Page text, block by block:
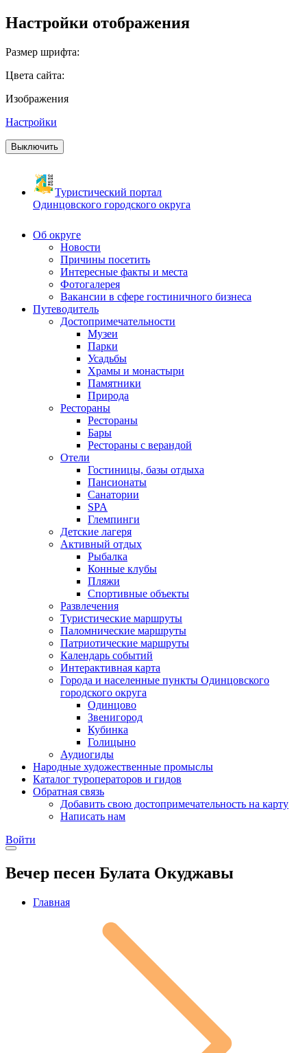
Настройки отображения
Размер шрифта:
Цвета сайта:
Изображения
Настройки
Выключить
Туристический портал
Одинцовского городского округа
Об округе
Новости
Причины посетить
Интересные факты и места
Фотогалерея
Вакансии в сфере гостиничного бизнеса
Путеводитель
Достопримечательности
Музеи
Парки
Усадьбы
Храмы и монастыри
Памятники
Природа
Рестораны
Рестораны
Бары
Рестораны с верандой
Отели
Гостиницы, базы отдыха
Пансионаты
Санатории
SPA
Глемпинги
Детские лагеря
Активный отдых
Рыбалка
Конные клубы
Пляжи
Спортивные объекты
Развлечения
Туристические маршруты
Паломнические маршруты
Патриотические маршруты
Календарь событий
Интерактивная карта
Города и населенные пункты Одинцовского
городского округа
Одинцово
Звенигород
Кубинка
Голицыно
Аудиогиды
Народные художественные промыслы
Каталог туроператоров и гидов
Обратная связь
Добавить свою достопримечательность на карту
Написать нам
Войти
Вечер песен Булата Окуджавы
Главная